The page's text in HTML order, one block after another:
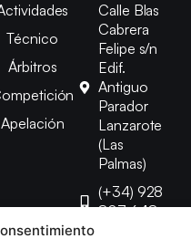
Técnico
Árbitros
Apelación
Calle Blas
Cabrera
Felipe s/n
Edif.
Antiguo
Parador
Lanzarote
(Las
Palmas)
(+34) 928
807 648